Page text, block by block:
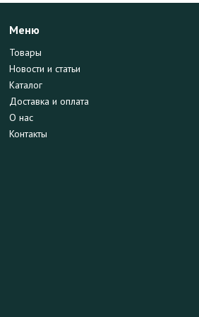
Меню
Товары
Новости и статьи
Каталог
Доставка и оплата
О нас
Контакты